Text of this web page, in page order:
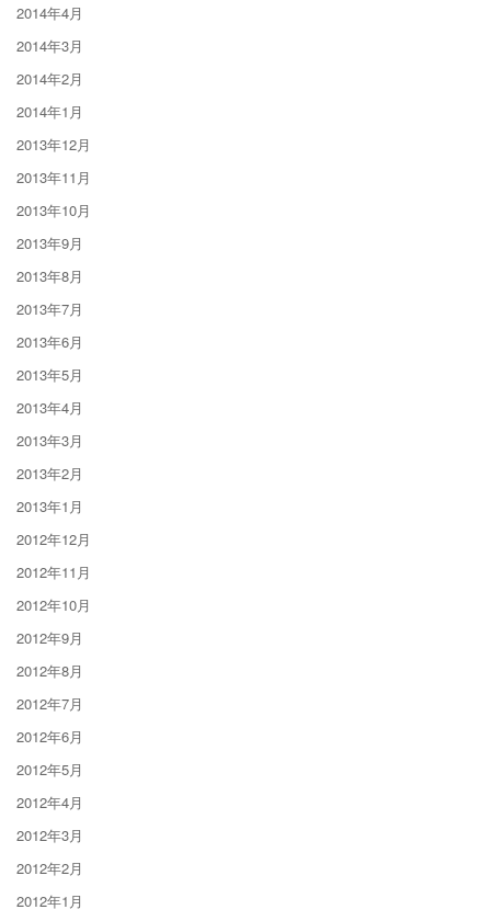
2014年4月
2014年3月
2014年2月
2014年1月
2013年12月
2013年11月
2013年10月
2013年9月
2013年8月
2013年7月
2013年6月
2013年5月
2013年4月
2013年3月
2013年2月
2013年1月
2012年12月
2012年11月
2012年10月
2012年9月
2012年8月
2012年7月
2012年6月
2012年5月
2012年4月
2012年3月
2012年2月
2012年1月